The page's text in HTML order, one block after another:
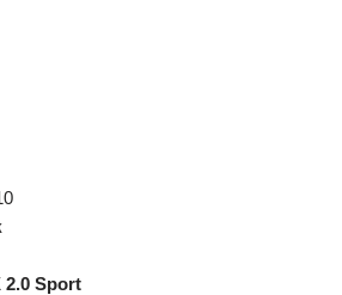
2.0 Sport